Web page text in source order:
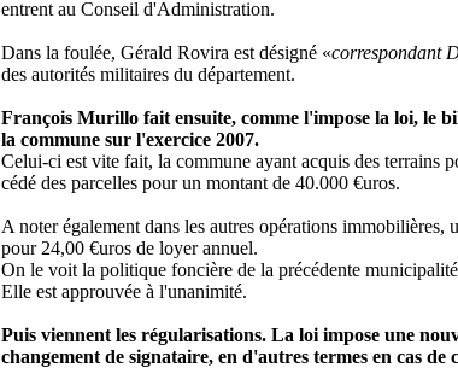
entrent au Conseil d'Administration.
Dans la foulée, Gérald Rovira est désigné «correspondant
des autorités militaires du département.
François Murillo fait ensuite, comme l'impose la loi, le
la commune sur l'exercice 2007.
Celui-ci est vite fait, la commune ayant acquis des terrains
cédé des parcelles pour un montant de 40.000 €uros.
A noter également dans les autres opérations immobilières,
pour 24,00 €uros de loyer annuel.
On le voit la politique foncière de la précédente
Elle est approuvée à l'unanimité.
Puis viennent les régularisations. La loi impose une
changement de signataire, en d'autres termes en cas de